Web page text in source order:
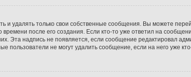
удалять только свои собственные сообщения. Вы можете
после его создания. Если кто-то уже ответил на
Эта надпись не появляется, если сообщение редактировал
пользователи не могут удалить сообщение, если на него уже